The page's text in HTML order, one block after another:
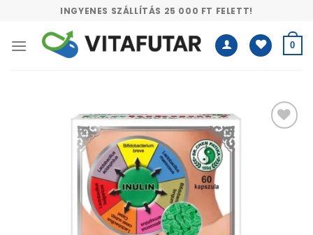
content
INGYENES SZÁLLÍTÁS 25 000 FT FELETT!
0
Kívánságlistához